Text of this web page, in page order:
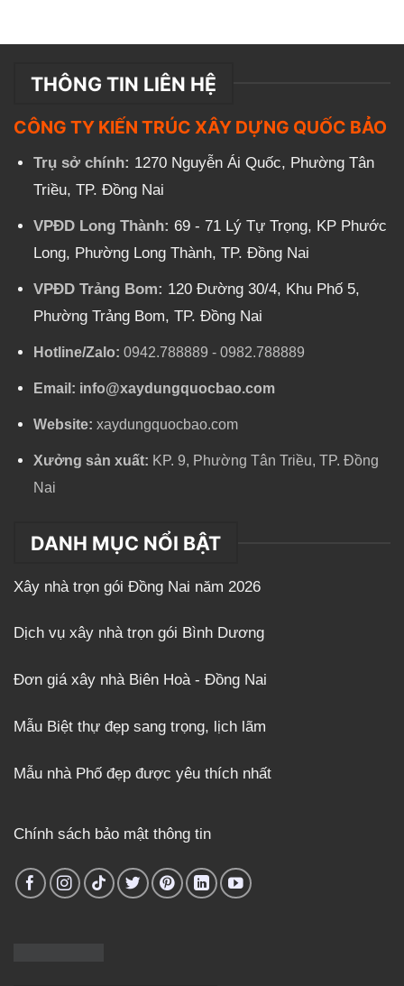
THÔNG TIN LIÊN HỆ
CÔNG TY KIẾN TRÚC XÂY DỰNG QUỐC BẢO
Trụ sở chính: 1270 Nguyễn Ái Quốc, Phường Tân
Triều, TP. Đồng Nai
VPĐD Long Thành: 69 - 71 Lý Tự Trọng, KP Phước
Long, Phường Long Thành, TP. Đồng Nai
VPĐD Trảng Bom: 120 Đường 30/4, Khu Phố 5,
Phường Trảng Bom, TP. Đồng Nai
Hotline/Zalo: 0942.788889 - 0982.788889
Email: info@xaydungquocbao.com
Website: xaydungquocbao.com
Xưởng sản xuất: KP. 9, Phường Tân Triều, TP. Đồng
Nai
DANH MỤC NỔI BẬT
Xây nhà trọn gói Đồng Nai năm 2026
Dịch vụ xây nhà trọn gói Bình Dương
Đơn giá xây nhà Biên Hoà - Đồng Nai
Mẫu Biệt thự đẹp sang trọng, lịch lãm
Mẫu nhà Phố đẹp được yêu thích nhất
Chính sách bảo mật thông tin